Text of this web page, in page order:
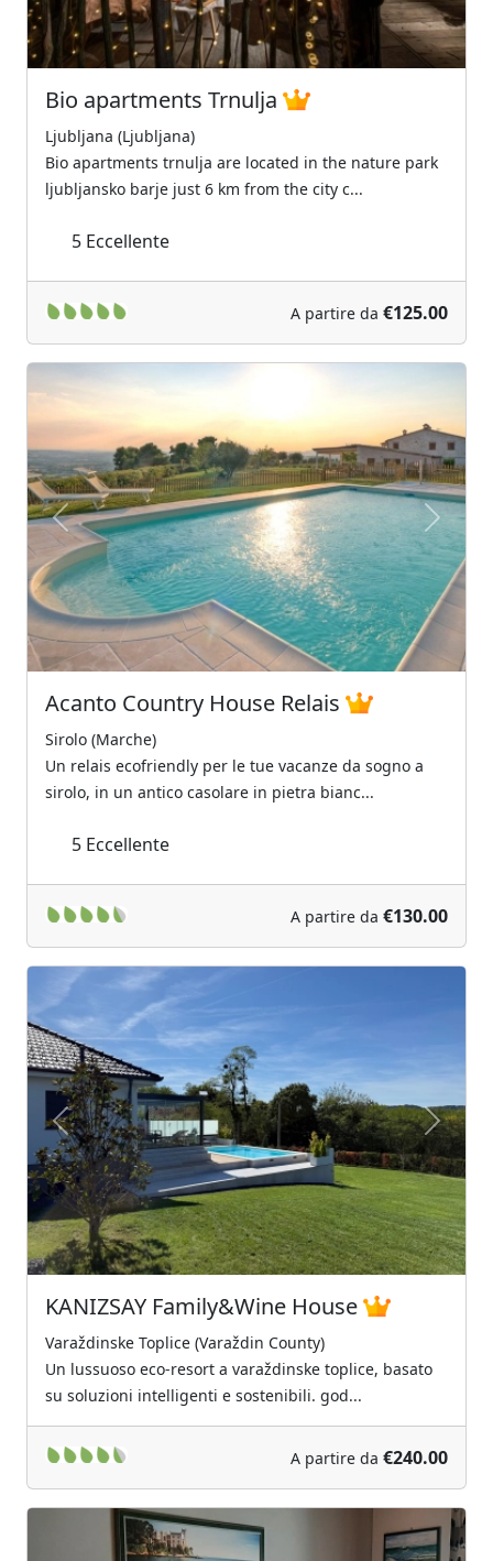
Bio apartments Trnulja
Ljubljana (Ljubljana)
Bio apartments trnulja are located in the nature park
ljubljansko barje just 6 km from the city c...
5 Eccellente
A partire da €125.00
Previous Next
Acanto Country House Relais
Sirolo (Marche)
Un relais ecofriendly per le tue vacanze da sogno a
sirolo, in un antico casolare in pietra bianc...
5 Eccellente
A partire da €130.00
Previous Next
KANIZSAY Family&Wine House
Varaždinske Toplice (Varaždin County)
Un lussuoso eco-resort a varaždinske toplice, basato
su soluzioni intelligenti e sostenibili. god...
A partire da €240.00